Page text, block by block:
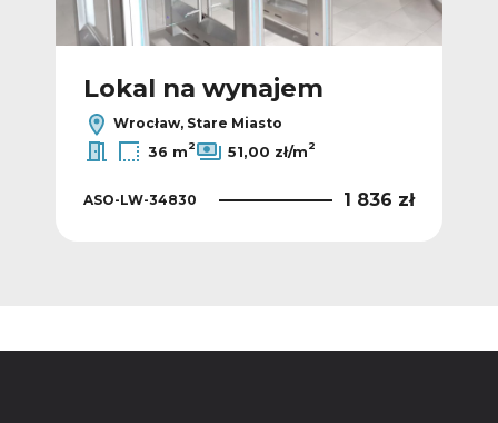
Lokal na wynajem
Wrocław, Stare Miasto
36 m2 51,00 zł/m2
ASO-LW-34830 1 836 zł